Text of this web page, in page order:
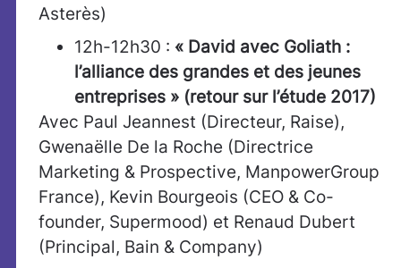
Asterès)
12h-12h30 : « David avec Goliath :
l’alliance des grandes et des jeunes
entreprises » (retour sur l’étude 2017)
Avec Paul Jeannest (Directeur, Raise),
Gwenaëlle De la Roche (Directrice
Marketing & Prospective, ManpowerGroup
France), Kevin Bourgeois (CEO & Co-
founder, Supermood) et Renaud Dubert
(Principal, Bain & Company)